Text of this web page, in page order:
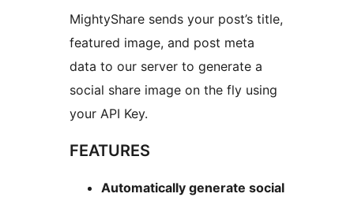
MightyShare sends your post’s title,
featured image, and post meta
data to our server to generate a
social share image on the fly using
your API Key.
FEATURES
Automatically generate social